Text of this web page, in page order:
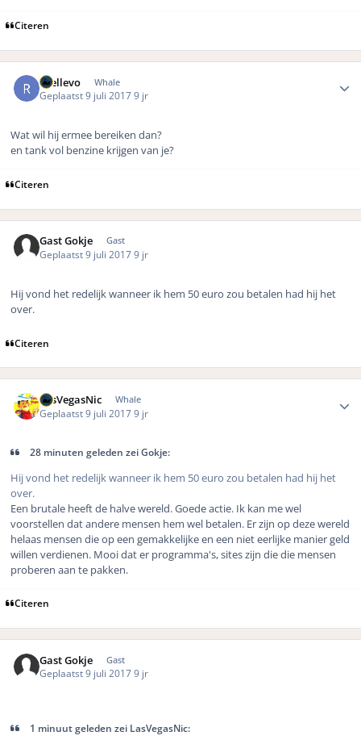
Citeren
rhellevo Whale
Geplaatst9 juli 20179 jr
Wat wil hij ermee bereiken dan?
en tank vol benzine krijgen van je?
Citeren
Gast Gokje Gast
Geplaatst9 juli 20179 jr
Hij vond het redelijk wanneer ik hem 50 euro zou betalen had hij het
over.
Citeren
LasVegasNic Whale
Geplaatst9 juli 20179 jr
28 minuten geleden zei Gokje:
Hij vond het redelijk wanneer ik hem 50 euro zou betalen had hij het
over.
Een brutale heeft de halve wereld. Goede actie. Ik kan me wel
voorstellen dat andere mensen hem wel betalen. Er zijn op deze wereld
helaas mensen die op een gemakkelijke en een niet eerlijke manier geld
willen verdienen. Mooi dat er programma's, sites zijn die die mensen
proberen aan te pakken.
Citeren
Gast Gokje Gast
Geplaatst9 juli 20179 jr
1 minuut geleden zei LasVegasNic: